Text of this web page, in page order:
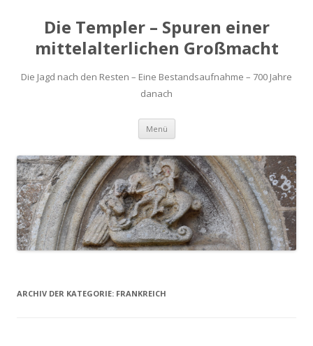
Die Templer – Spuren einer
mittelalterlichen Großmacht
Die Jagd nach den Resten – Eine Bestandsaufnahme – 700 Jahre
danach
Menü Zum
springen
ARCHIV DER KATEGORIE: FRANKREICH